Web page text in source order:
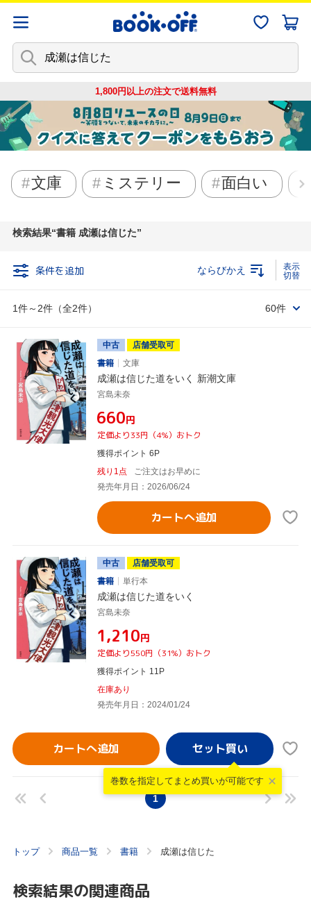
1,800円以上の注文で送料無料
文庫 ミステリー 面白い
検索結果 書籍 成瀬は信じた
条件を追加
1件～2件（全2件）
ならびかえ
60件
中古
店舗受取可
書籍
文庫
成瀬は信じた道をいく 新潮文庫
宮島未奈
¥660円
定価より33円（4%）おトク
獲得ポイント 6P
残り1点
ご注文はお早めに
発売年月日：2026/06/24
カートへ追加
中古
店舗受取可
書籍
単行本
成瀬は信じた道をいく
宮島未奈
¥1,210円
定価より550円（31%）おトク
獲得ポイント 11P
在庫あり
発売年月日：2024/01/24
カートへ追加
巻数を指定して まとめ買いが可能です
1
トップ 商品一覧 書籍 成瀬は信じた
検索結果の関連商品